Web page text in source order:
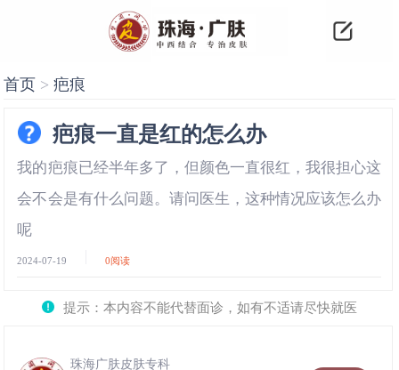
首页 >疤痕
疤痕一直是红的怎么办
我的疤痕已经半年多了，但颜色一直很红，我很担心这
会不会是有什么问题。请问医生，这种情况应该怎么办
呢
2024-07-19 0阅读
提示：本内容不能代替面诊，如有不适请尽快就医
珠海广肤皮肤专科